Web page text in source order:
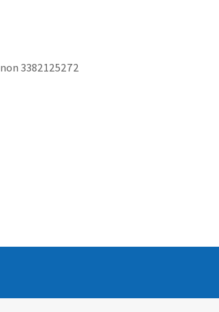
3382125272